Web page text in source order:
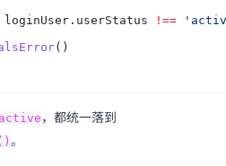
loginUser.userStatus !==
()
active ，都统一落到
。